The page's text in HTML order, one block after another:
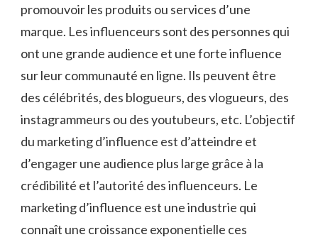
promouvoir les produits ou services d’une
marque. Les influenceurs sont des personnes qui
ont une grande audience et une forte influence
sur leur communauté en ligne. Ils peuvent être
des célébrités, des blogueurs, des vlogueurs, des
instagrammeurs ou des youtubeurs, etc. L’objectif
du marketing d’influence est d’atteindre et
d’engager une audience plus large grâce à la
crédibilité et l’autorité des influenceurs. Le
marketing d’influence est une industrie qui
connaît une croissance exponentielle ces